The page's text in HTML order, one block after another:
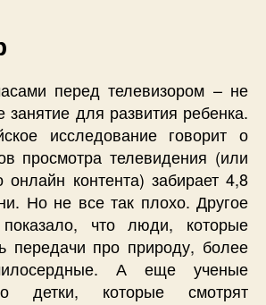
перед телевизором – не
занятие для развития ребенка.
исследование говорит о
просмотра телевидения (или
онлайн контента) забирает 4,8
Но не все так плохо. Другое
показало, что люди, которые
передачи про природу, более
А еще ученые
детки, которые смотрят